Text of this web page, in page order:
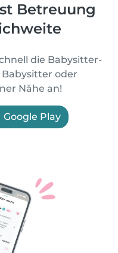
Betreuung
die Babysitter-
oder
Nähe an!
Google Play